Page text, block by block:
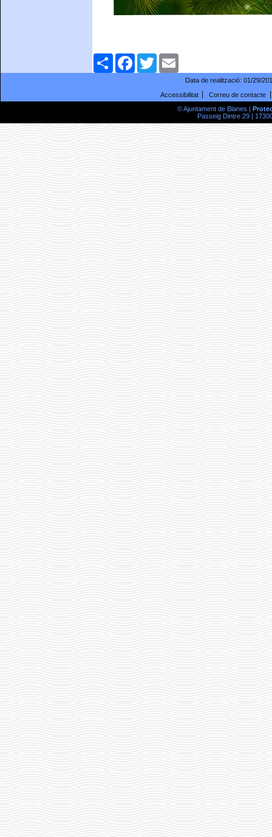
ComparteixFacebookTwitter
Data de realització: 01/29/
Accessibilitat
Correu de contacte
© Ajuntament de Blanes |
Passeig Dintre 29 |